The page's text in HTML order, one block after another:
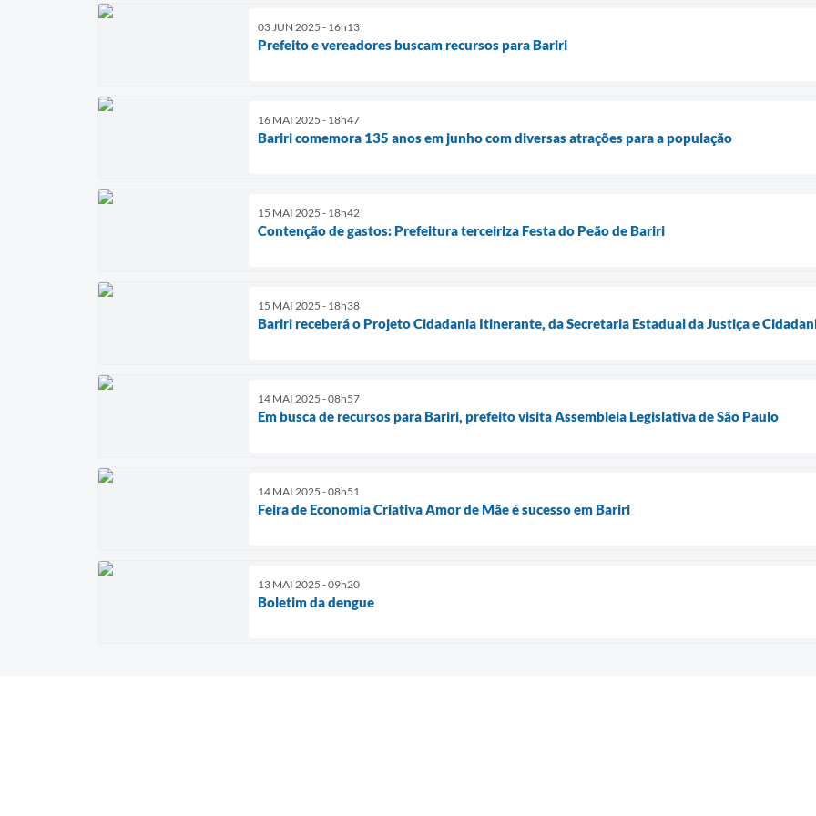
03 JUN 2025 - 16h13
Prefeito e vereadores buscam recursos para Bariri
16 MAI 2025 - 18h47
Bariri comemora 135 anos em junho com diversas atrações para a população
15 MAI 2025 - 18h42
Contenção de gastos: Prefeitura terceiriza Festa do Peão de Bariri
15 MAI 2025 - 18h38
Bariri receberá o Projeto Cidadania Itinerante, da Secretaria Estadual da Justiça e
14 MAI 2025 - 08h57
Em busca de recursos para Bariri, prefeito visita Assembleia Legislativa de São Paulo
14 MAI 2025 - 08h51
Feira de Economia Criativa Amor de Mãe é sucesso em Bariri
13 MAI 2025 - 09h20
Boletim da dengue